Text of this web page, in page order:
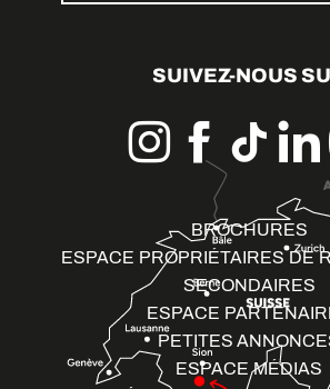
SUIVEZ-NOUS
BROCHURES
ESPACE PROPRIÉTAIRES DE
SECONDAIRES
ESPACE
PETITES
ESPACE MÉDIAS